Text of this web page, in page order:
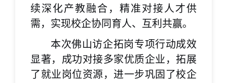
续深化产教融合，精准对接人才供
需，实现校企协同育人、互利共赢。
本次佛山访企拓岗专项行动成效
显著，成功对接多家优质企业，拓展
了就业岗位资源，进一步巩固了校企